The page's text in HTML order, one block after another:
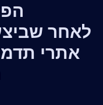
לאחר
אתרי